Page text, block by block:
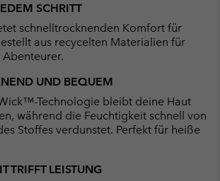
SCHRITT
schnelltrocknenden Komfort für
aus recycelten Materialien für
UND BEQUEM
Technologie bleibt deine Haut
während die Feuchtigkeit schnell von
Stoffes verdunstet. Perfekt für heiße
TRIFFT LEISTUNG